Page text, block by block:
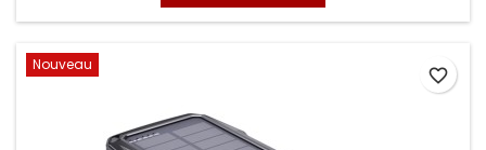
Nouveau
favorite_border